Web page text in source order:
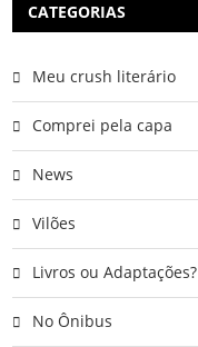
CATEGORIAS
Meu crush literário
Comprei pela capa
News
Vilões
Livros ou Adaptações?
No Ônibus